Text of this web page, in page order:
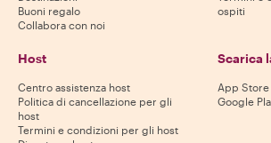
Buoni regalo
Collabora con noi
ospiti
Host
Centro assistenza host
Politica di cancellazione per gli
host
Termini e condizioni per gli host
Scarica
App Store
Google